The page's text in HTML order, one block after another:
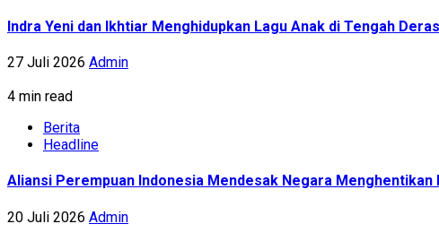
Indra Yeni dan Ikhtiar Menghidupkan Lagu Anak di Tengah
27 Juli 2026 Admin
4 min read
Berita
Headline
Aliansi Perempuan Indonesia Mendesak Negara
20 Juli 2026 Admin